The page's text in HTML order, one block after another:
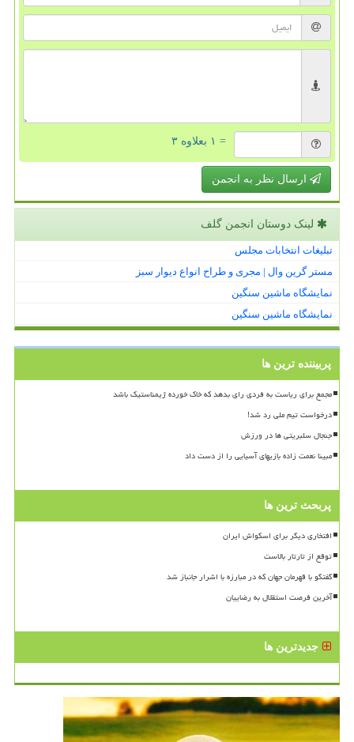
= ۱ بعلاوه ۳
ارسال نظر به انجمن
لینک دوستان انجمن گلف
تبلیغات انتخابات مجلس
مستر گرین وال | مجری و طراح انواع دیوار سبز
نمایشگاه ماشین سنگین
نمایشگاه ماشین سنگین
پربیننده ترین ها
مجمع برای ریاست به فردی رای بدهد که خاک خورده ژیمناستیک باشد
درخواست تیم ملی رد شد!
جنجال سلبریتی ها در ورزش
مبینا نعمت زاده بازیهای آسیایی را از دست داد
پربحث ترین ها
افتخاری دیگر برای اسکواش ایران
توقع از تارتار بالاست
گفتگو با قهرمان جهان که در مبارزه با اشرار جانباز شد
آخرین فرصت استقلال به رضاییان
جدیدترین ها